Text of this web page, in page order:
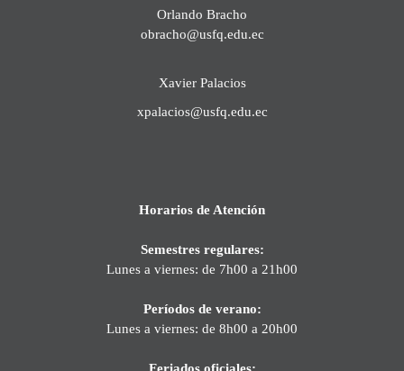
Orlando Bracho
obracho@usfq.edu.ec
Xavier Palacios
xpalacios@usfq.edu.ec
Horarios de Atención
Semestres regulares:
Lunes a viernes: de 7h00 a 21h00
Períodos de verano:
Lunes a viernes: de 8h00 a 20h00
Feriados oficiales: